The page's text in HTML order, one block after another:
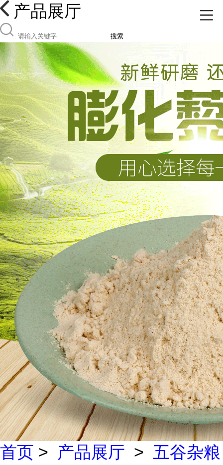
产品展厅
搜索
首页 > 产品展厅 > 五谷杂粮